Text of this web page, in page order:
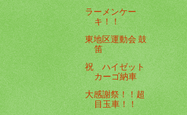
ラーメンケー
キ！！
東地区運動会 鼓
笛
祝 ハイゼット
カーゴ納車
大感謝祭！！超
目玉車！！